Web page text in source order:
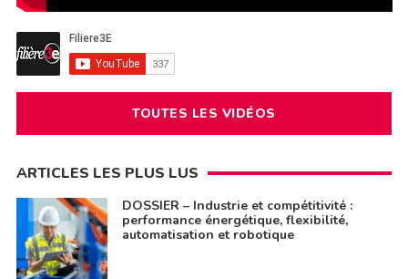
TOUTES LES VIDÉOS
ARTICLES LES PLUS LUS
DOSSIER – Industrie et compétitivité :
performance énergétique, flexibilité,
automatisation et robotique